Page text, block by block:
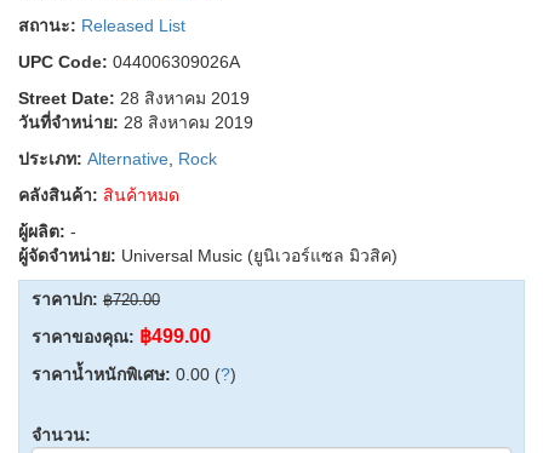
สถานะ: Released List
UPC Code: 044006309026A
Street Date: 28 สิงหาคม 2019
วันที่จำหน่าย: 28 สิงหาคม 2019
ประเภท: Alternative Rock
คลังสินค้า: สินค้าหมด
ผู้ผลิต: -
ผู้จัดจำหน่าย: Universal Music (ยูนิเวอร์แซล มิวสิค)
ราคาปก: ฿720.00
ราคาของคุณ: ฿499.00
ราคาน้ำหนักพิเศษ: 0.00 (?)
จำนวน: